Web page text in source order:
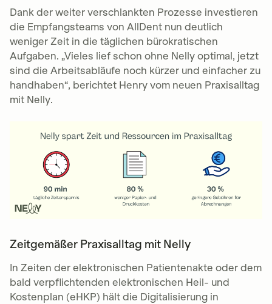
Dank der weiter verschlankten Prozesse investieren
die Empfangsteams von AllDent nun deutlich
weniger Zeit in die täglichen bürokratischen
Aufgaben. „Vieles lief schon ohne Nelly optimal, jetzt
sind die Arbeitsabläufe noch kürzer und einfacher zu
handhaben“, berichtet Henry vom neuen Praxisalltag
mit Nelly.
Zeitgemäßer Praxisalltag mit Nelly
In Zeiten der elektronischen Patientenakte oder dem
bald verpflichtenden elektronischen Heil- und
Kostenplan (eHKP) hält die Digitalisierung in